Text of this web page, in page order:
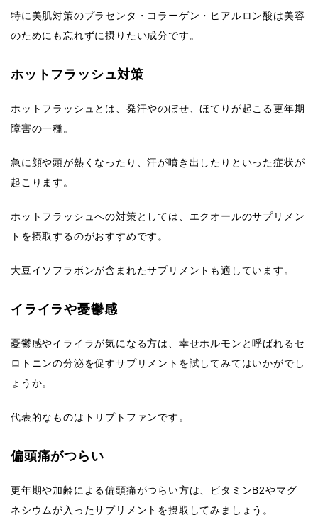
特に美肌対策のプラセンタ・コラーゲン・ヒアルロン酸は美容
のためにも忘れずに摂りたい成分です。
ホットフラッシュ対策
ホットフラッシュとは、発汗やのぼせ、ほてりが起こる更年期
障害の一種。
急に顔や頭が熱くなったり、汗が噴き出したりといった症状が
起こります。
ホットフラッシュへの対策としては、エクオールのサプリメン
トを摂取するのがおすすめです。
大豆イソフラボンが含まれたサプリメントも適しています。
イライラや憂鬱感
憂鬱感やイライラが気になる方は、幸せホルモンと呼ばれるセ
ロトニンの分泌を促すサプリメントを試してみてはいかがでし
ょうか。
代表的なものはトリプトファンです。
偏頭痛がつらい
更年期や加齢による偏頭痛がつらい方は、ビタミンB2やマグ
ネシウムが入ったサプリメントを摂取してみましょう。